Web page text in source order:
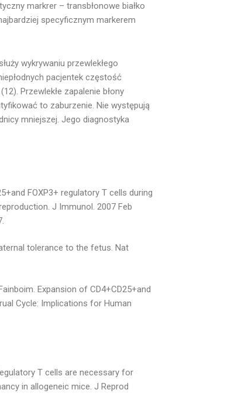
markrer – transbłonowe białko
specyficznym markerem
wykrywaniu przewlekłego
pacjentek częstość
Przewlekłe zapalenie błony
to zaburzenie. Nie występują
mniejszej. Jego diagnostyka
FOXP3+ regulatory T cells during
J Immunol. 2007 Feb
tolerance to the fetus. Nat
Expansion of CD4+CD25+and
Cycle: Implications for Human
T cells are necessary for
in allogeneic mice. J Reprod